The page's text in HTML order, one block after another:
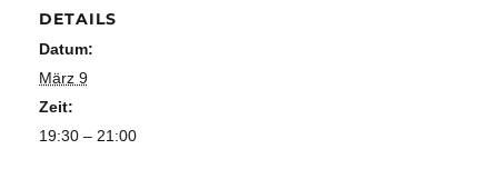
DETAILS
Datum:
März 9
Zeit:
19:30 – 21:00